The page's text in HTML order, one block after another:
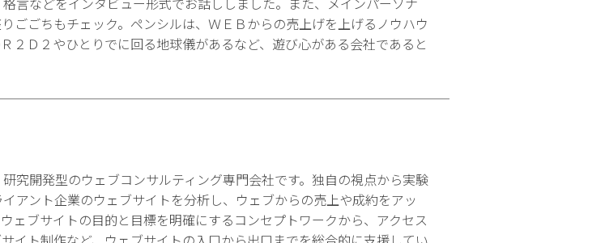
ごごちもチェック。ペンシルは、ＷＥＢからの売上げを上げるノウハウ
２Ｄ２やひとりでに回る地球儀があるなど、遊び心がある会社であると
究開発型のウェブコンサルティング専門会社です。独自の視点から実験
アント企業のウェブサイトを分析し、ウェブからの売上や成約をアッ
ェブサイトの目的と目標を明確にするコンセプトワークから、アクセス